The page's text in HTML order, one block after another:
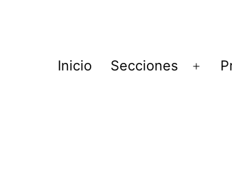
Inicio Secciones
Abrir